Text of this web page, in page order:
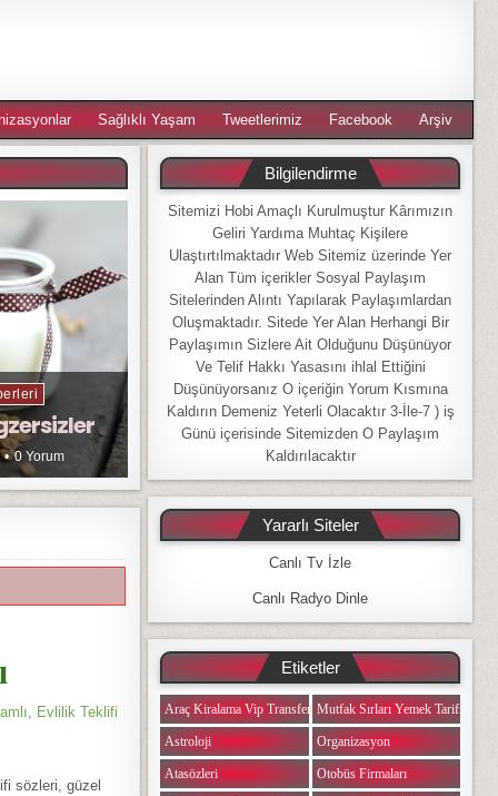
Sağlıklı Yaşam Tweetlerimiz Facebook Arşiv
0 Yorum
Evlilik Teklifi
sözleri, güzel
Bilgilendirme
Sitemizi Hobi Amaçlı Kurulmuştur Kârımızın
Geliri Yardıma Muhtaç Kişilere
Ulaştırtılmaktadır Web Sitemiz üzerinde Yer
Alan Tüm içerikler Sosyal Paylaşım
Sitelerinden Alıntı Yapılarak Paylaşımlardan
Oluşmaktadır. Sitede Yer Alan Herhangi Bir
Paylaşımın Sizlere Ait Olduğunu Düşünüyor
Ve Telif Hakkı Yasasını ihlal Ettiğini
Düşünüyorsanız O içeriğin Yorum Kısmına
Kaldırın Demeniz Yeterli Olacaktır 3-İle-7 ) iş
Günü içerisinde Sitemizden O Paylaşım
Kaldırılacaktır
Yararlı Siteler
Canlı Tv İzle
Canlı Radyo Dinle
Etiketler
Araç Kiralama Vip Transfer
Astroloji
Atasözleri
Mutfak Sırları Yemek Tarifi
Organizasyon
Otobüs Firmaları